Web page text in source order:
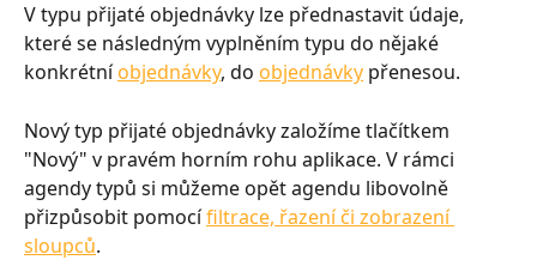
V typu přijaté objednávky lze přednastavit údaje,
které se následným vyplněním typu do nějaké
konkrétní objednávky, do objednávky přenesou.
Nový typ přijaté objednávky založíme tlačítkem
"Nový" v pravém horním rohu aplikace. V rámci
agendy typů si můžeme opět agendu libovolně
přizpůsobit pomocí filtrace, řazení či zobrazení
sloupců.